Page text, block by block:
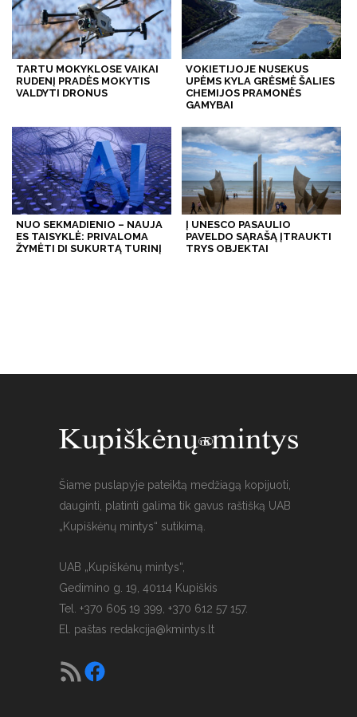
TARTU MOKYKLOSE VAIKAI
RUDENĮ PRADĖS MOKYTIS
VALDYTI DRONUS
VOKIETIJOJE NUSEKUS
UPĖMS KYLA GRĖSMĖ ŠALIES
CHEMIJOS PRAMONĖS
GAMYBAI
NUO SEKMADIENIO – NAUJA
ES TAISYKLĖ: PRIVALOMA
ŽYMĖTI DI SUKURTĄ TURINĮ
Į UNESCO PASAULIO
PAVELDO SĄRAŠĄ ĮTRAUKTI
TRYS OBJEKTAI
Šiame puslapyje pateiktą medžiagą kopijuoti,
dauginti, platinti galima tik gavus raštišką UAB
„Kupiškėnų mintys“ sutikimą.
UAB „Kupiškėnų mintys“,
Gedimino g. 19, 40114 Kupiškis
Tel. +370 605 19 399, +370 612 57 157.
El. paštas redakcija@kmintys.lt